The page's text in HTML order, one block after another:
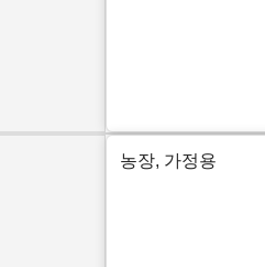
농장, 가정용